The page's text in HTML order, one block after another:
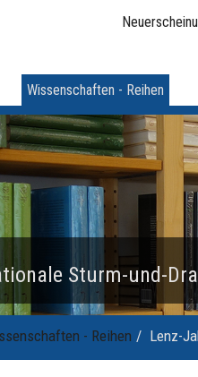
Wissenschaften - Reihen
Sturm-und-
- Reihen Lenz-